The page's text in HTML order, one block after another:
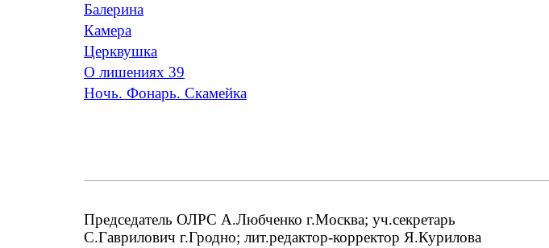
Балерина
Камера
Церквушка
О лишениях 39
Ночь. Фонарь. Скамейка
Председатель ОЛРС А.Любченко г.Москва; уч.секретарь
С.Гаврилович г.Гродно; лит.редактор-корректор Я.Курилова